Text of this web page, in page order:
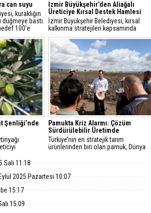
can suyu
kuraklığın
düğmeye bastı.
100’e
yaban
İzmir Büyükşehir’den Aliağalı
Üreticiye Kırsal Destek Hamlesi
İzmir Büyükşehir Belediyesi, kırsal
kalkınma stratejileri kapsamında
Aliağa’daki küçük ölçekli hayvancılık
işletmelerine yönelik ekipman ve hijyen
desteği sağladı.
Şenliği’nde
günü saat
Pamukta Kriz Alarmı: Çözüm
Sürdürülebilir Üretimde
Türkiye’nin en stratejik tarım
ürünlerinden biri olan pamuk, Dünya
kez daha gündeme taşındı.
Salı 11:18
2025 Pazartesi 10:07
15:17
15:09